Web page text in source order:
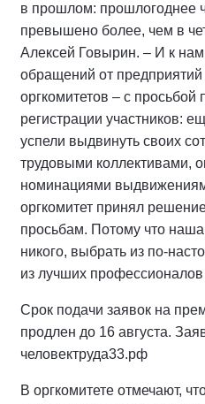
в прошлом: прошлогоднее
превышено более, чем в
Алексей Говырин. – И к
обращений от
оргкомитетов – с просьбой
регистрации участников:
успели выдвинуть своих
трудовыми коллективами,
номинациями
оргкомитет принял
просьбам. Потому что наша
никого, выбрать из по-
из лучших профессионалов
Срок подачи заявок на
продлен до 16 августа.
человектруда33.рф
В оргкомитете отмечают,